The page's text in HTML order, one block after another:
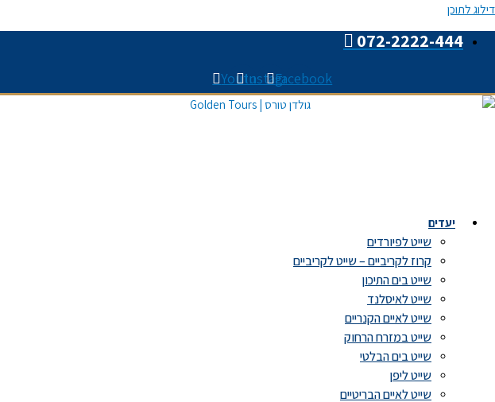
דילוג לתוכן
072-2222-444
Facebook
Instagram
Youtube
יעדים
שייט לפיורדים
קרוז לקריביים – שייט לקריביים
שייט בים התיכון
שייט לאיסלנד
שייט לאיים הקנריים
שייט במזרח הרחוק
שייט בים הבלטי
שייט ליפן
שייט לאיים הבריטיים